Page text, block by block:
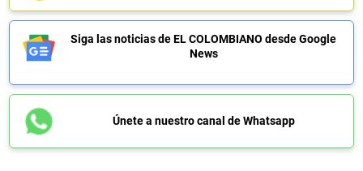
Siga las noticias de EL COLOMBIANO desde Google
News
Únete a nuestro canal de Whatsapp